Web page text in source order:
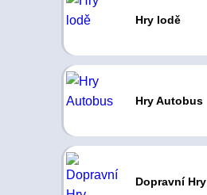
Hry lodě
Hry Autobus
Dopravní Hry